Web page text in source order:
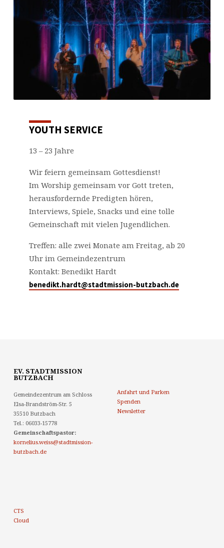
YOUTH SERVICE
13 – 23 Jahre
Wir feiern gemeinsam Gottesdienst!
Im Worship gemeinsam vor Gott treten,
herausfordernde Predigten hören,
Interviews, Spiele, Snacks und eine tolle
Gemeinschaft mit vielen Jugendlichen.
Treffen: alle zwei Monate am Freitag, ab 20
Uhr im Gemeindezentrum
Kontakt: Benedikt Hardt
benedikt.hardt@stadtmission-butzbach.de
EV. STADTMISSION
BUTZBACH
Gemeindezentrum am Schloss
Elsa-Brandström-Str. 5
35510 Butzbach
Tel.: 06033-15778
Gemeinschaftspastor:
kornelius.weiss@stadtmission-
butzbach.de
Anfahrt und Parken
Spenden
Newsletter
CTS
Cloud